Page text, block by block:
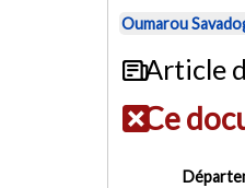
Oumarou
Article
Ce